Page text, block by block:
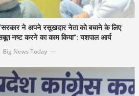
ने अपने रसूखदार नेता को बचाने के लिए
नष्ट करने का काम किया”: यशपाल आर्य
Big News Today